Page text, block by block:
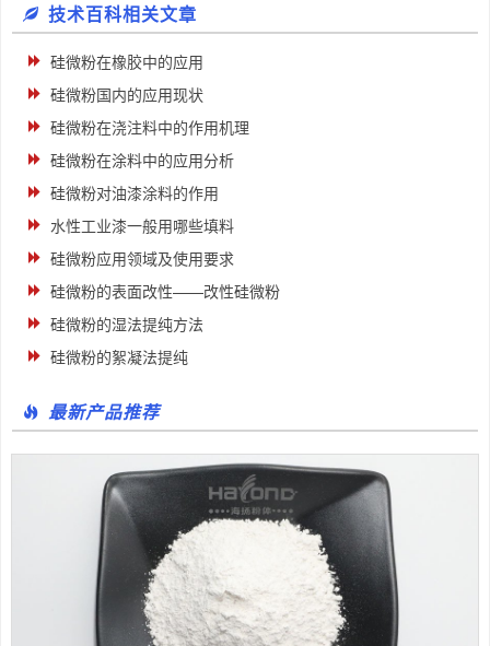
技术百科相关文章
硅微粉在橡胶中的应用
硅微粉国内的应用现状
硅微粉在浇注料中的作用机理
硅微粉在涂料中的应用分析
硅微粉对油漆涂料的作用
水性工业漆一般用哪些填料
硅微粉应用领域及使用要求
硅微粉的表面改性——改性硅微粉
硅微粉的湿法提纯方法
硅微粉的絮凝法提纯
最新产品推荐